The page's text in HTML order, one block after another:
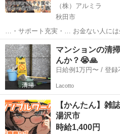
（株）アルミラ
秋田市
…・サポート充実・… お金ない人には生活支援金 携帯ない人にはレン
タル 住む場所がない方には 即日入寮も相談可能です！ もし、できな
秋田 秋田市 時給
マンションの清
んか？😭🙏
日給例
Lacotto
【かんたん】雑
湯沢市
時給1,400円